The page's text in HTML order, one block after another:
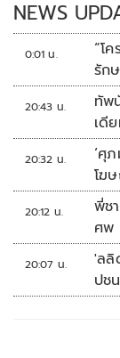
NEWS
0:01 น.
“โค
รัก
20:43 น.
ทัพ
เดี
20:32 น.
‘ศุ
โฆ
20:12 น.
พี่ช
ศพ
20:07 น.
'ลลิ
ปช